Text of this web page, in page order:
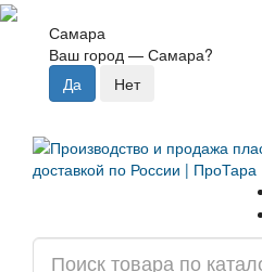
Самара
Ваш город — Самара?